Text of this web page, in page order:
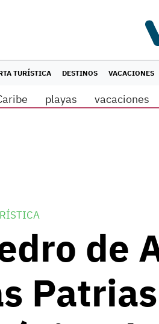
TURÍSTICA DESTINOS VACACIONES
playas vacaciones
de